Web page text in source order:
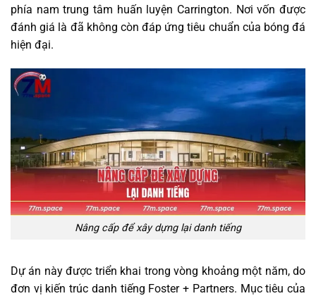
phía nam trung tâm huấn luyện Carrington. Nơi vốn được
đánh giá là đã không còn đáp ứng tiêu chuẩn của bóng đá
hiện đại.
Nâng cấp để xây dựng lại danh tiếng
Dự án này được triển khai trong vòng khoảng một năm, do
đơn vị kiến trúc danh tiếng Foster + Partners. Mục tiêu của